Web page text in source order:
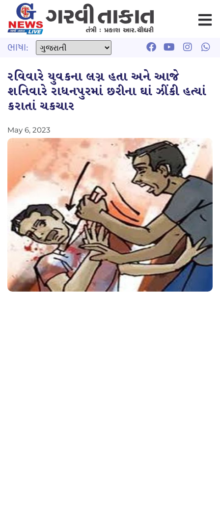
ભાષા:
રવિવારે યુવકના લગ્ન હતા અને આજે
શનિવારે રાધનપુરમાં છરીના ઘાં ઝીંકી હત્યાં
કરાતાં ચકચાર
May 6, 2023